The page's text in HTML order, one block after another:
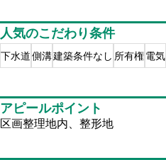
人気のこだわり条件
下水道側溝建築条件なし 所有権電気
アピールポイント
区画整理地内、整形地